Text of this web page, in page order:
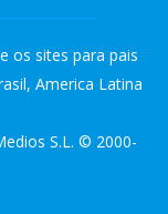
os sites para pais
America Latina
S.L. © 2000-